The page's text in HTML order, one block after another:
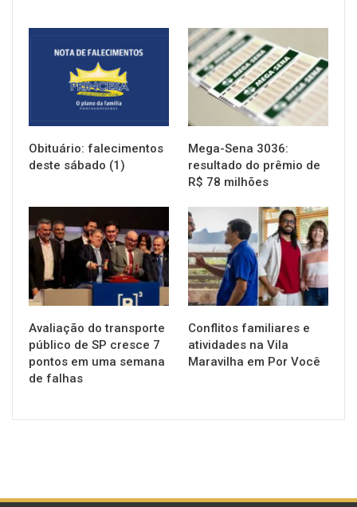
Obituário: falecimentos
deste sábado (1)
NOTÍCIAS
Mega-Sena 3036:
resultado do prêmio de
R$ 78 milhões
NOTÍCIAS
Avaliação do transporte
público de SP cresce 7
pontos em uma semana
de falhas
NOTÍCIAS
Conflitos familiares e
atividades na Vila
Maravilha em Por Você